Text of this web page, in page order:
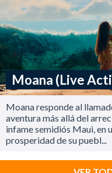
Moana (Live
Moana responde al
aventura más allá del
infame semidiós Maui, en
prosperidad de su puebl...